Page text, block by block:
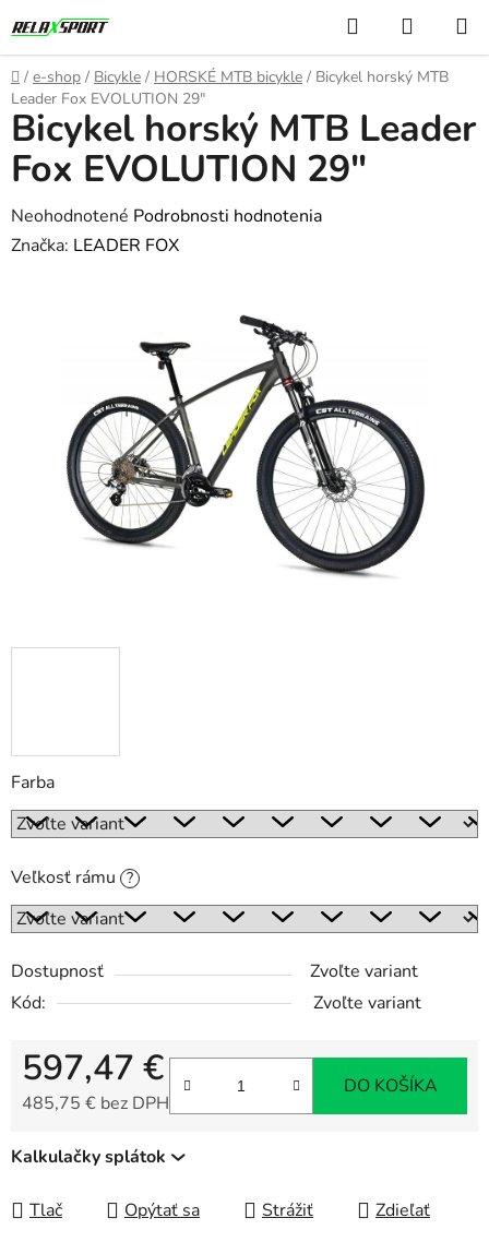
na
obsah
Hľadať
KOŠÍK
Domov
/ e-shop / Bicykle / HORSKÉ MTB bicykle / Bicykel horský MTB
Leader Fox EVOLUTION 29"
Farba
Veľkosť rámu ?
Dostupnosť
Zvoľte variant
Kód:
Zvoľte variant
597,47 €
485,75 € bez DPH
DO KOŠÍKA
Kalkulačky splátok
Tlač Opýtať sa Strážiť Zdieľať
Bicykel horský MTB Leader
Fox EVOLUTION 29"
Priemerné
hodnotenie
hviezdičiek.
Neohodnotené Podrobnosti hodnotenia
Značka: LEADER FOX